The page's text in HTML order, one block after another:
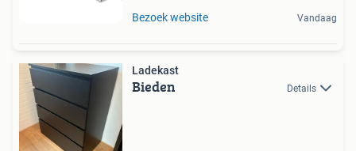
Bezoek website Vandaag
Ladekast
Bieden Details